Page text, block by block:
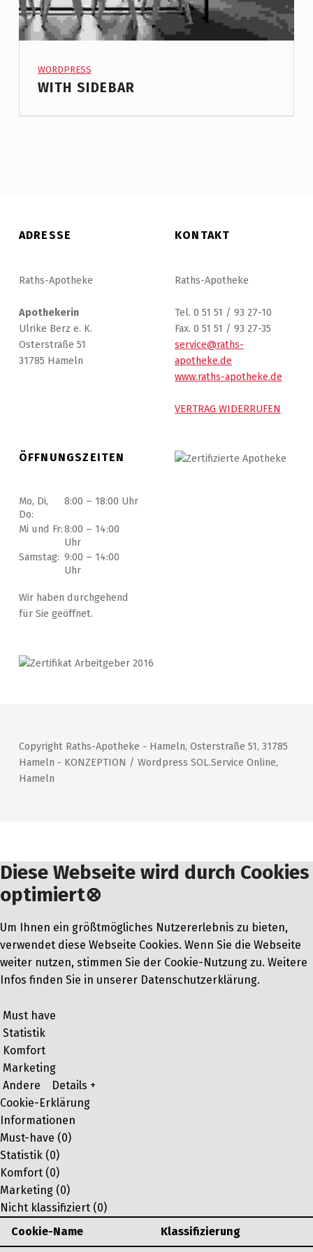
WORDPRESS
WITH SIDEBAR
ADRESSE
Raths-Apotheke
Apothekerin
Ulrike Berz e. K.
Osterstraße 51
31785 Hameln
KONTAKT
Raths-Apotheke
Tel. 0 51 51 / 93 27-10
Fax. 0 51 51 / 93 27-35
service@raths-
apotheke.de
www.raths-apotheke.de
VERTRAG WIDERRUFEN
ÖFFNUNGSZEITEN
Mo, Di,
Do:
8:00 – 18:00 Uhr
Mi und Fr:8:00 – 14:00
Uhr
Samstag: 9:00 – 14:00
Uhr
Wir haben durchgehend
für Sie geöffnet.
Copyright Raths-Apotheke - Hameln, Osterstraße 51, 31785
Hameln - KONZEPTION / Wordpress SOL.Service Online,
Hameln
Diese Webseite wird durch Cookies
optimiert⊗
Um Ihnen ein größtmögliches Nutzererlebnis zu bieten,
verwendet diese Webseite Cookies. Wenn Sie die Webseite
weiter nutzen, stimmen Sie der Cookie-Nutzung zu. Weitere
Infos finden Sie in unserer Datenschutzerklärung.
Must have
Statistik
Komfort
Marketing
Andere
Details +
Cookie-Erklärung
Informationen
Must-have (0)
Statistik (0)
Komfort (0)
Marketing (0)
Nicht klassifiziert (0)
Cookie-Name
Klassifizierung